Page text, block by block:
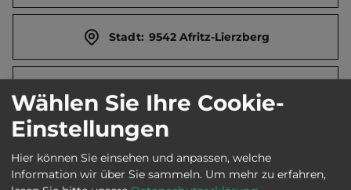
Stadt: 9542 Afritz-Lierzberg
E-Mail: office@camping-bodner.at
Wählen Sie Ihre Cookie-
Einstellungen
Hier können Sie einsehen und anpassen, welche
Information wir über Sie sammeln. Um mehr zu erfahren,